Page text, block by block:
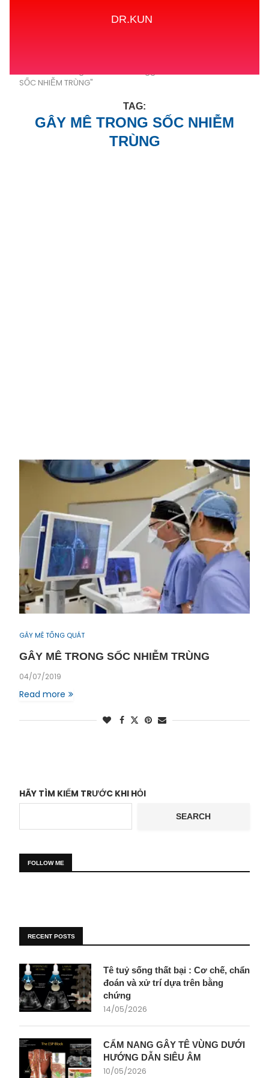
DR.KUN
SỐC NHIỄM TRÙNG"
TAG:
GÂY MÊ TRONG SỐC NHIỄM
TRÙNG
GÂY MÊ TỔNG QUÁT
GÂY MÊ TRONG SỐC NHIỄM TRÙNG
04/07/2019
Read more
HÃY TÌM KIẾM TRƯỚC KHI HỎI
SEARCH
FOLLOW ME
RECENT POSTS
Tê tuỷ sống thất bại : Cơ chế, chẩn
đoán và xử trí dựa trên bằng
chứng
14/05/2026
CẨM NANG GÂY TÊ VÙNG DƯỚI
HƯỚNG DẪN SIÊU ÂM
10/05/2026